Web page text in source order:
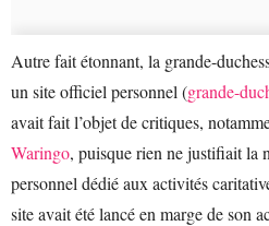
Autre fait étonnant, la grande-
un site officiel personnel (grande-
avait fait l’objet de critiques,
Waringo, puisque rien ne justifiait la
personnel dédié aux activités
site avait été lancé en marge de son